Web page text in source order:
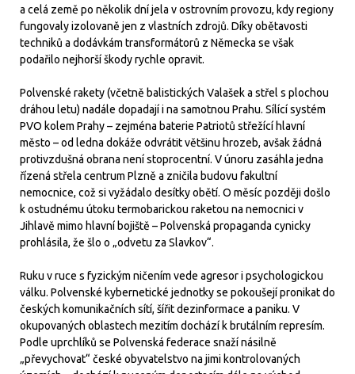
a celá země po několik dní jela v ostrovním provozu, kdy regiony
fungovaly izolovaně jen z vlastních zdrojů. Díky obětavosti
techniků a dodávkám transformátorů z Německa se však
podařilo nejhorší škody rychle opravit.
Polvenské rakety (včetně balistických Valašek a střel s plochou
dráhou letu) nadále dopadají i na samotnou Prahu. Sílící systém
PVO kolem Prahy – zejména baterie Patriotů střežící hlavní
město – od ledna dokáže odvrátit většinu hrozeb, avšak žádná
protivzdušná obrana není stoprocentní. V únoru zasáhla jedna
řízená střela centrum Plzně a zničila budovu fakultní
nemocnice, což si vyžádalo desítky obětí. O měsíc později došlo
k ostudnému útoku termobarickou raketou na nemocnici v
Jihlavě mimo hlavní bojiště – Polvenská propaganda cynicky
prohlásila, že šlo o „odvetu za Slavkov“.
Ruku v ruce s fyzickým ničením vede agresor i psychologickou
válku. Polvenské kybernetické jednotky se pokoušejí pronikat do
českých komunikačních sítí, šířit dezinformace a paniku. V
okupovaných oblastech mezitím dochází k brutálním represím.
Podle uprchlíků se Polvenská federace snaží násilně
„převychovat“ české obyvatelstvo na jimi kontrolovaných